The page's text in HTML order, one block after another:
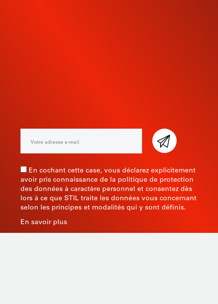
En cochant cette case, vous déclarez explicitement
avoir pris connaissance de la politique de protection
des données à caractère personnel et consentez dès
lors à ce que STIL traite les données vous concernant
selon les principes et modalités qui y sont définis.
En savoir plus